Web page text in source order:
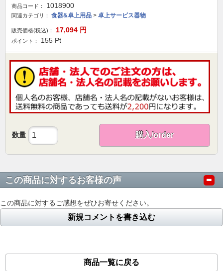
商品コード： 1018900
関連カテゴリ： 食器&卓上用品 > 卓上サービス器物
販売価格(税込)： 17,094 円
ポイント： 155 Pt
数量 購入/order
この商品に対するお客様の声
この商品に対するご感想をぜひお寄せください。
新規コメントを書き込む
商品一覧に戻る